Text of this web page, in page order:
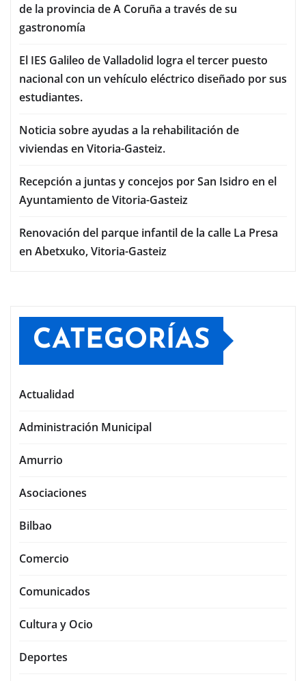
de la provincia de A Coruña a través de su
gastronomía
El IES Galileo de Valladolid logra el tercer puesto
nacional con un vehículo eléctrico diseñado por sus
estudiantes.
Noticia sobre ayudas a la rehabilitación de
viviendas en Vitoria-Gasteiz.
Recepción a juntas y concejos por San Isidro en el
Ayuntamiento de Vitoria-Gasteiz
Renovación del parque infantil de la calle La Presa
en Abetxuko, Vitoria-Gasteiz
CATEGORÍAS
Actualidad
Administración Municipal
Amurrio
Asociaciones
Bilbao
Comercio
Comunicados
Cultura y Ocio
Deportes